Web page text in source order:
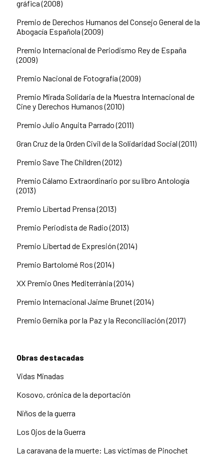
gráfica (2008)
Premio de Derechos Humanos del Consejo General de la
Abogacía Española (2009)
Premio Internacional de Periodismo Rey de España
(2009)
Premio Nacional de Fotografía (2009)
Premio Mirada Solidaria de la Muestra Internacional de
Cine y Derechos Humanos (2010)
Premio Julio Anguita Parrado (2011)
Gran Cruz de la Orden Civil de la Solidaridad Social (2011)
Premio Save The Children (2012)
Premio Cálamo Extraordinario por su libro Antología
(2013)
Premio Libertad Prensa (2013)
Premio Periodista de Radio (2013)
Premio Libertad de Expresión (2014)
Premio Bartolomé Ros (2014)
XX Premio Ones Mediterrània (2014)
Premio Internacional Jaime Brunet (2014)
Premio Gernika por la Paz y la Reconciliación (2017)
Obras destacadas
Vidas Minadas
Kosovo, crónica de la deportación
Niños de la guerra
Los Ojos de la Guerra
La caravana de la muerte: Las víctimas de Pinochet